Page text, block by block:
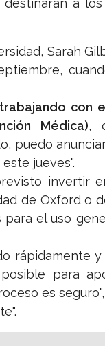
a
Sarah
trabajando con
Médica),
puedo
jueves".
invertir
de Oxford o
el uso
rápidamente
para
es